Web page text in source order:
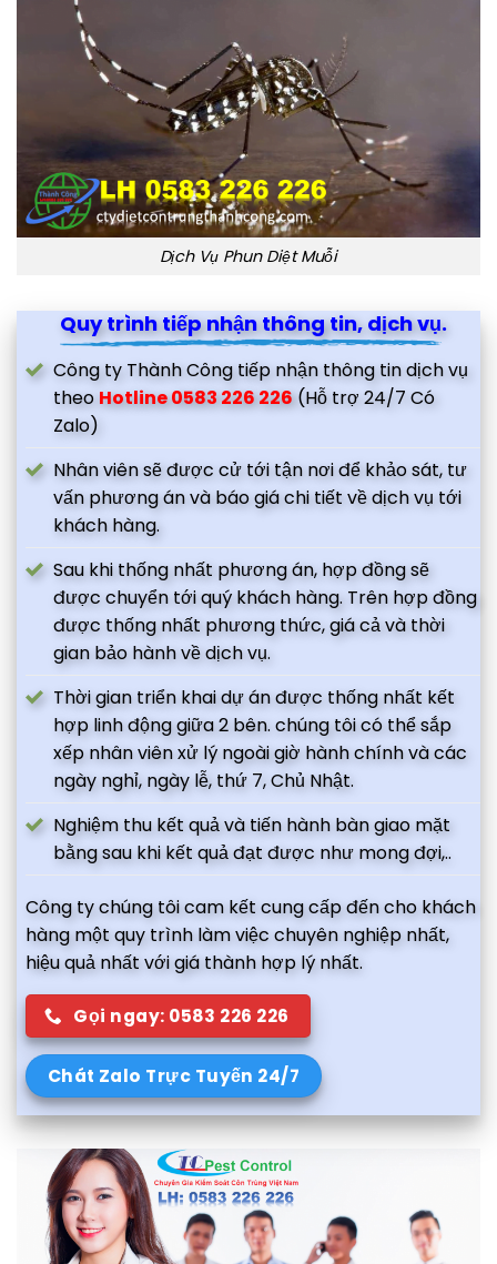
Dịch Vụ Phun Diệt Muỗi
Quy trình tiếp nhận thông tin, dịch vụ.
Công ty Thành Công tiếp nhận thông tin dịch vụ
theo Hotline 0583 226 226(Hỗ trợ 24/7 Có
Zalo)
Nhân viên sẽ được cử tới tận nơi để khảo sát, tư
vấn phương án và báo giá chi tiết về dịch vụ tới
khách hàng.
Sau khi thống nhất phương án, hợp đồng sẽ
được chuyển tới quý khách hàng. Trên hợp đồng
được thống nhất phương thức, giá cả và thời
gian bảo hành về dịch vụ.
Thời gian triển khai dự án được thống nhất kết
hợp linh động giữa 2 bên. chúng tôi có thể sắp
xếp nhân viên xử lý ngoài giờ hành chính và các
ngày nghỉ, ngày lễ, thứ 7, Chủ Nhật.
Nghiệm thu kết quả và tiến hành bàn giao mặt
bằng sau khi kết quả đạt được như mong đợi,..
Công ty chúng tôi cam kết cung cấp đến cho khách
hàng một quy trình làm việc chuyên nghiệp nhất,
hiệu quả nhất với giá thành hợp lý nhất.
Gọi ngay: 0583 226 226
Chát Zalo Trực Tuyến 24/7